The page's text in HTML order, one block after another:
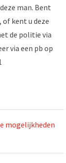
man. Bent
of kent u deze
de politie via
via een pb op
mogelijkheden